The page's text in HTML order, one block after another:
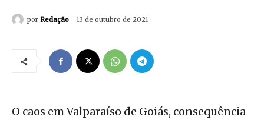
por Redação 13 de outubro de 2021
O caos em Valparaíso de Goiás, consequência